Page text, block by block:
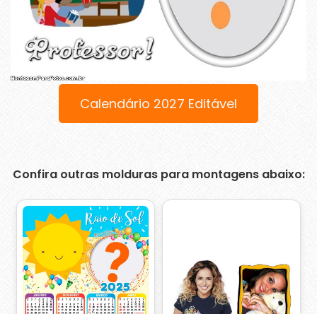
Calendário 2027 Editável
Confira outras molduras para montagens abaixo: